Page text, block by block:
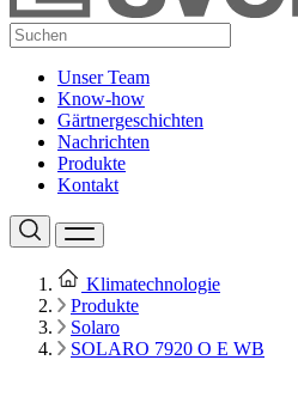
Unser Team
Know-how
Gärtnergeschichten
Nachrichten
Produkte
Kontakt
Klimatechnologie
Produkte
Solaro
SOLARO 7920 O E WB